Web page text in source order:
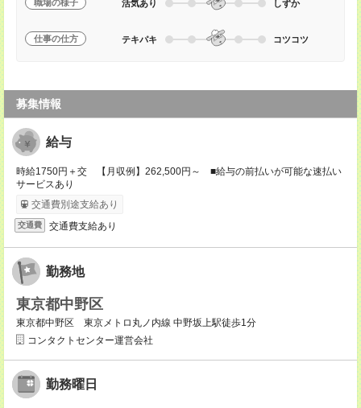
職場の様子 活気あり しずか
仕事の仕方 テキパキ コツコツ
募集情報
給与
時給1750円＋交 【月収例】262,500円～ ■給与の前払いが可能な速払い
サービスあり
交通費別途支給あり
交通費 交通費支給あり
勤務地
東京都中野区
東京都中野区 東京メトロ丸ノ内線 中野坂上駅徒歩1分
コンタクトセンター運営会社
勤務曜日